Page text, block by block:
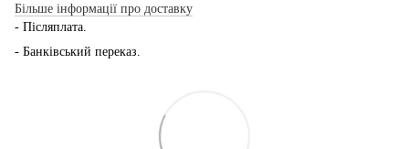
Більше інформації про доставку
- Післяплата.
- Банківський переказ.